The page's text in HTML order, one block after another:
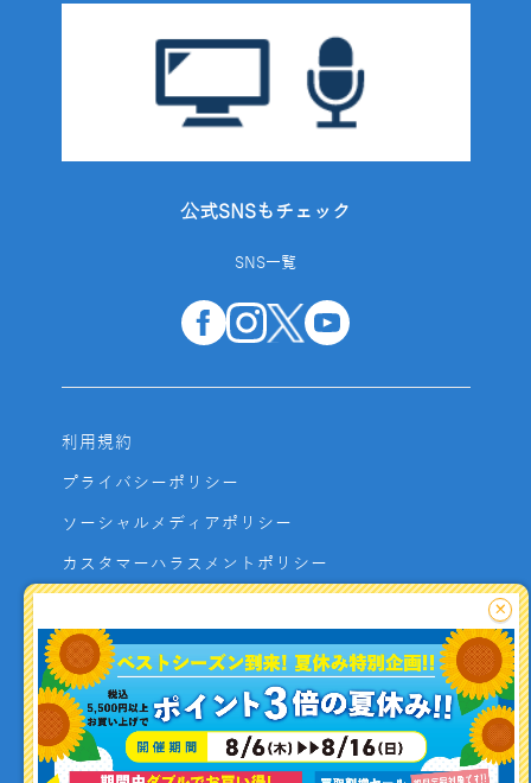
公式SNSもチェック
SNS一覧
利用規約
プライバシーポリシー
ソーシャルメディアポリシー
カスタマーハラスメントポリシー
よくあるご質問
お問い合わせ
利用者資金の保全方法
×